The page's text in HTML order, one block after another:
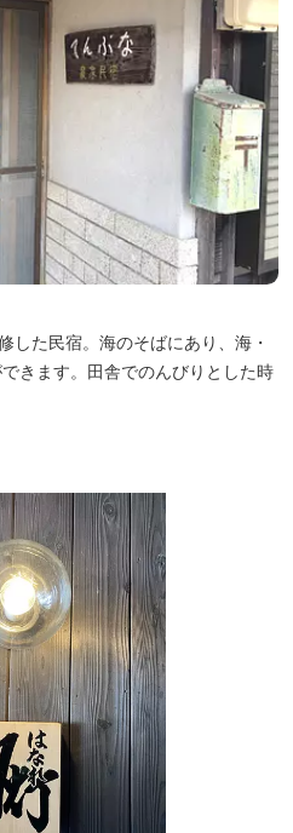
した民宿。海のそばにあり、海・
きます。田舎でのんびりとした時